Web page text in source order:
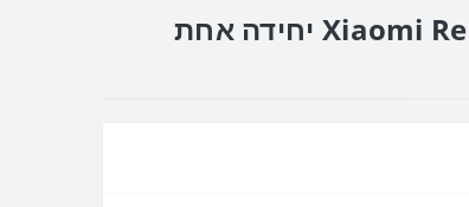
שמונה תמונות כיסוי מגן קשיח בעיצוב אישי עם התמונות שלך ל Xiaomi Redmi Note 9 Pro יחידה אחת